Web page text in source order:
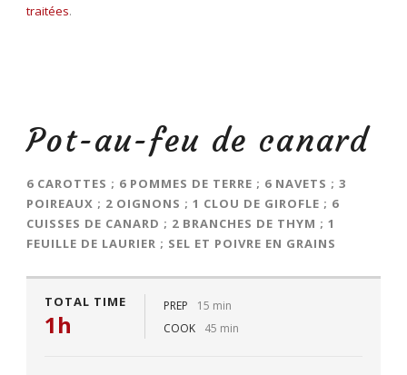
traitées.
Pot-au-feu de canard
6 CAROTTES ; 6 POMMES DE TERRE ; 6 NAVETS ; 3
POIREAUX ; 2 OIGNONS ; 1 CLOU DE GIROFLE ; 6
CUISSES DE CANARD ; 2 BRANCHES DE THYM ; 1
FEUILLE DE LAURIER ; SEL ET POIVRE EN GRAINS
TOTAL TIME
1h
PREP
15 min
COOK
45 min